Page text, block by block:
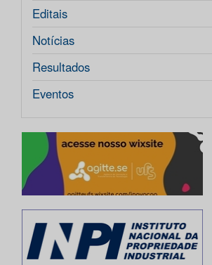
Editais
Notícias
Resultados
Eventos